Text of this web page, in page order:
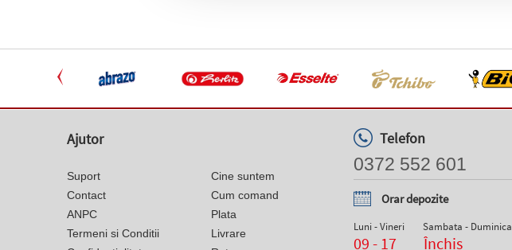
Ajutor
Suport
Contact
ANPC
Termeni si Conditii
Cine suntem
Cum comand
Plata
Livrare
Telefon
0372 552 601
Orar depozite
Luni - Vineri
09 - 17
Sambata - Duminica
Închis